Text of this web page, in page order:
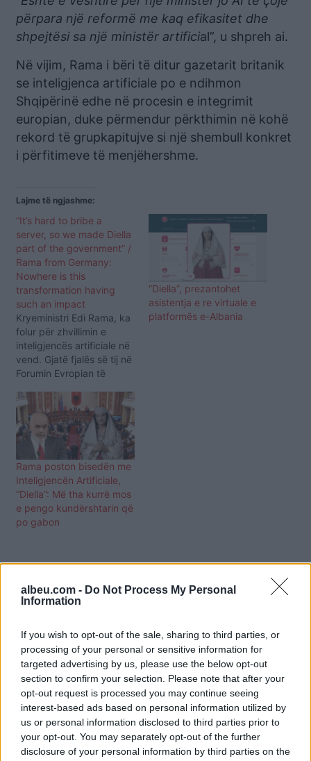
albeu.com - Do Not Process My Personal
Information
If you wish to opt-out of the sale, sharing to third parties, or
processing of your personal or sensitive information for
targeted advertising by us, please use the below opt-out
section to confirm your selection. Please note that after your
opt-out request is processed you may continue seeing
interest-based ads based on personal information utilized by
us or personal information disclosed to third parties prior to
your opt-out. You may separately opt-out of the further
disclosure of your personal information by third parties on the
përpara një reformë me kaq efikasitet dhe
shpejtësi sa një ministër artificial”, u shpreh ai.
Në vijim, Rama i bëri të ditur gazetarit britanik
se inteligjenca artificiale po e ndihmon
Shqipërinë edhe në procesin e integrimit
europian, duke përmendur përkthimin në kohë
rekord të grupkapitujve si një shembull konkret
i përfitimeve të menjëhershme.
Lajme të ngjashme:
“It’s hard to bribe a
server, so we made Diella
part of the government” /
Rama from Germany:
Nowhere is this
transformation having
such an impact
Kryeministri Edi Rama, ka
folur për zhvillimin e
inteligjencës artificiale në
vend. Gjatë fjalës së tij në
Forumin Evropian të
Sipërmarrjes “Ruhr
Summit”, ai tha se vendi i
dha një zë kësaj
inteligjence, duke
emëruar në rol kabineti
Diellën. Rama u shpreh se
demokracia nuk mund t’i j
“Diella”, prezantohet
asistentja e re virtuale e
platformës e-Albania
Rama poston bisedën me
Inteligjencën Artificiale,
“Diella”: Më tha kurrë mos
e pengo kundërshtarin që
po gabon